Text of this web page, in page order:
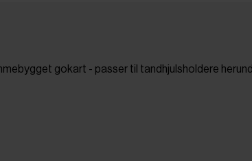
gokart - passer til tandhjulsholdere